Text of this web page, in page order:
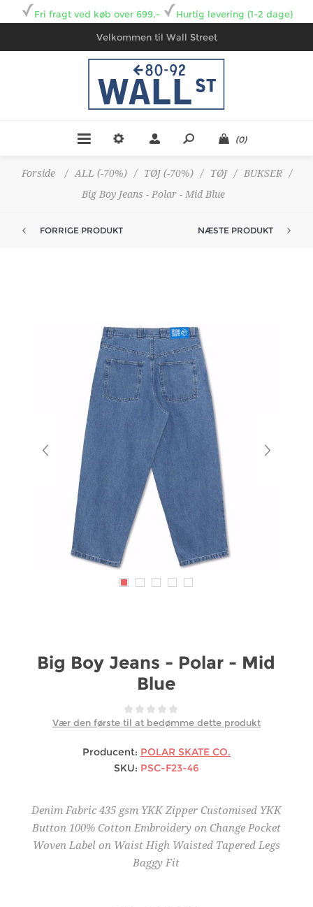
Fri fragt ved køb over 699,- Hurtig levering (1-2 dage)
Velkommen til Wall Street
(0)
Forside / ALL (-70%) / TØJ (-70%) / TØJ / BUKSER
/
Big Boy Jeans - Polar - Mid Blue
FORRIGE PRODUKT NÆSTE PRODUKT
Big Boy Jeans - Polar - Mid
Blue
Vær den første til at bedømme dette produkt
Producent: POLAR SKATE CO.
SKU: PSC-F23-46
Denim Fabric 435 gsm YKK Zipper Customised YKK
Button 100% Cotton Embroidery on Change Pocket
Woven Label on Waist High Waisted Tapered Legs
Baggy Fit